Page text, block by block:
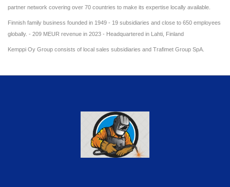
partner network covering over 70 countries to make its expertise locally available.
Finnish family business founded in 1949 - 19 subsidiaries and close to 650 employees
globally. - 209 MEUR revenue in 2023 - Headquartered in Lahti, Finland
Kemppi Oy Group consists of local sales subsidiaries and Trafimet Group SpA